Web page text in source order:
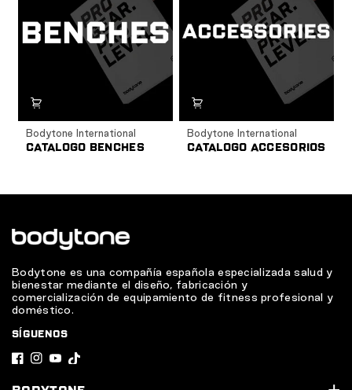
Bodytone International
CATALOGO BENCHES
Bodytone International
CATALOGO ACCESORIOS
Bodytone es una compañía española especializada salud y
bienestar mediante el diseño, fabricación y
comercialización de equipamiento de fitness profesional y
doméstico.
SÍGUENOS
F
I
T